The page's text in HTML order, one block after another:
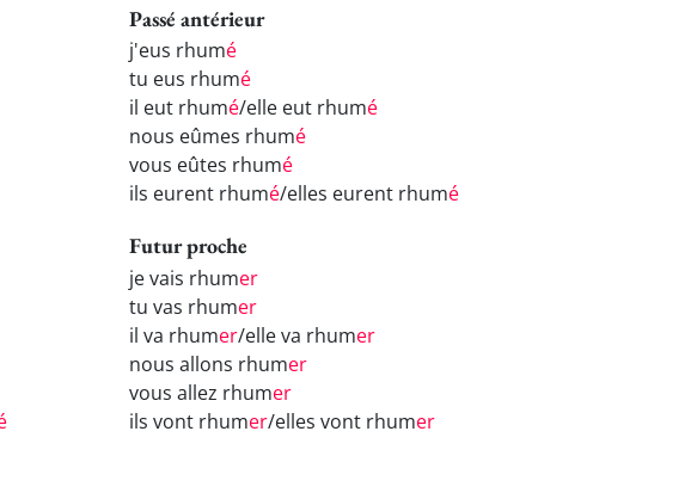
Passé antérieur
j'eus rhumé
tu eus rhumé
il eut rhumé/elle eut rhumé
nous eûmes rhumé
vous eûtes rhumé
ils eurent rhumé/elles eurent rhumé
Futur proche
je vais rhumer
tu vas rhumer
il va rhumer/elle va rhumer
nous allons rhumer
vous allez rhumer
ils vont rhumer/elles vont rhumer